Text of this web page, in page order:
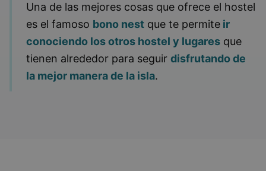
Una de las mejores cosas que ofrece el hostel
es el famoso bono nest que te permite ir
conociendo los otros hostel y lugares que
tienen alrededor para seguir disfrutando de
la mejor manera de la isla.